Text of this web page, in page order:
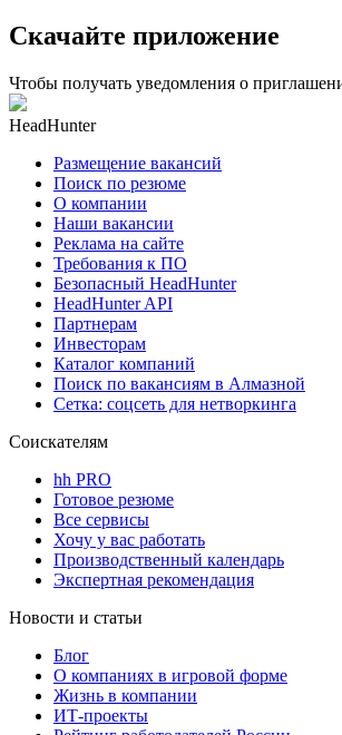
Скачайте приложение
Чтобы получать уведомления о
HeadHunter
Размещение вакансий
Поиск по резюме
О компании
Наши вакансии
Реклама на сайте
Требования к ПО
Безопасный HeadHunter
HeadHunter API
Партнерам
Инвесторам
Каталог компаний
Поиск по вакансиям в Алмазной
Сетка: соцсеть для нетворкинга
Соискателям
hh PRO
Готовое резюме
Все сервисы
Хочу у вас работать
Производственный календарь
Экспертная рекомендация
Новости и статьи
Блог
О компаниях в игровой форме
Жизнь в компании
ИТ-проекты